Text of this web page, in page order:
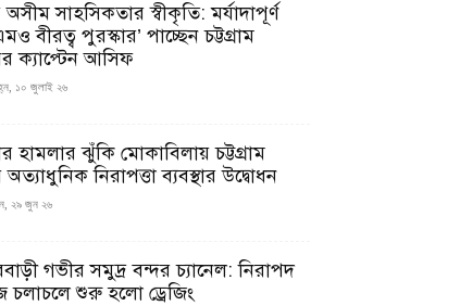
অসীম সাহসিকতার স্বীকৃতি: মর্যাদাপূর্ণ
বীরত্ব পুরস্কার’ পাচ্ছেন চট্টগ্রাম
ক্যাপ্টেন আসিফ
১০ জুলাই ২৬
হামলার ঝুঁকি মোকাবিলায় চট্টগ্রাম
অত্যাধুনিক নিরাপত্তা ব্যবস্থার উদ্বোধন
২৯ জুন ২৬
গভীর সমুদ্র বন্দর চ্যানেল: নিরাপদ
চলাচলে শুরু হলো ড্রেজিং